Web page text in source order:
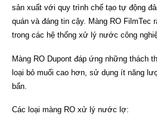
sản xuất với quy trình chế tạo tự động
quán và đáng tin cậy. Màng RO FilmTec
trong các hệ thống xử lý nước công
Màng RO Dupont đáp ứng những thách
loại bỏ muối cao hơn, sử dụng ít năng
bẩn.
Các loại màng RO xử lý nước lợ: